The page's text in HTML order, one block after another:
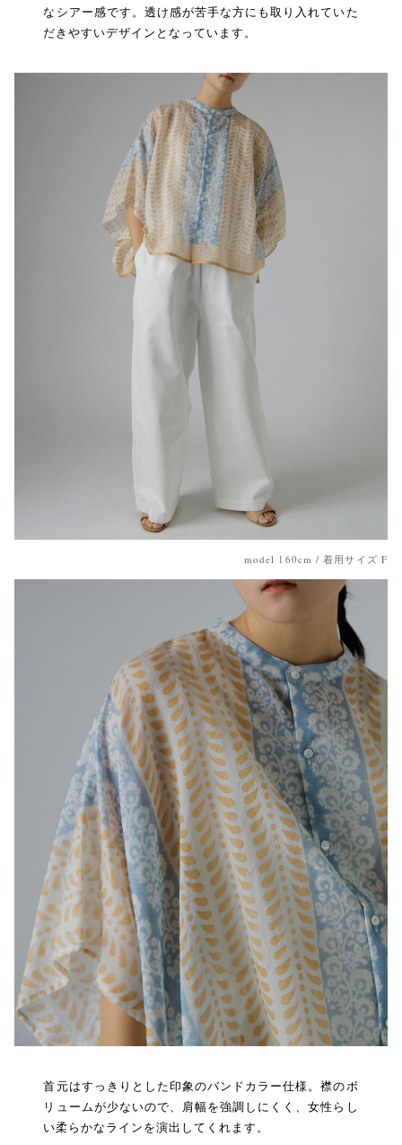
なシアー感です。透け感が苦手な方にも取り入れていた
だきやすいデザインとなっています。
model 160cm / 着用サイズ F
首元はすっきりとした印象のバンドカラー仕様。襟のボ
リュームが少ないので、肩幅を強調しにくく、女性らし
い柔らかなラインを演出してくれます。